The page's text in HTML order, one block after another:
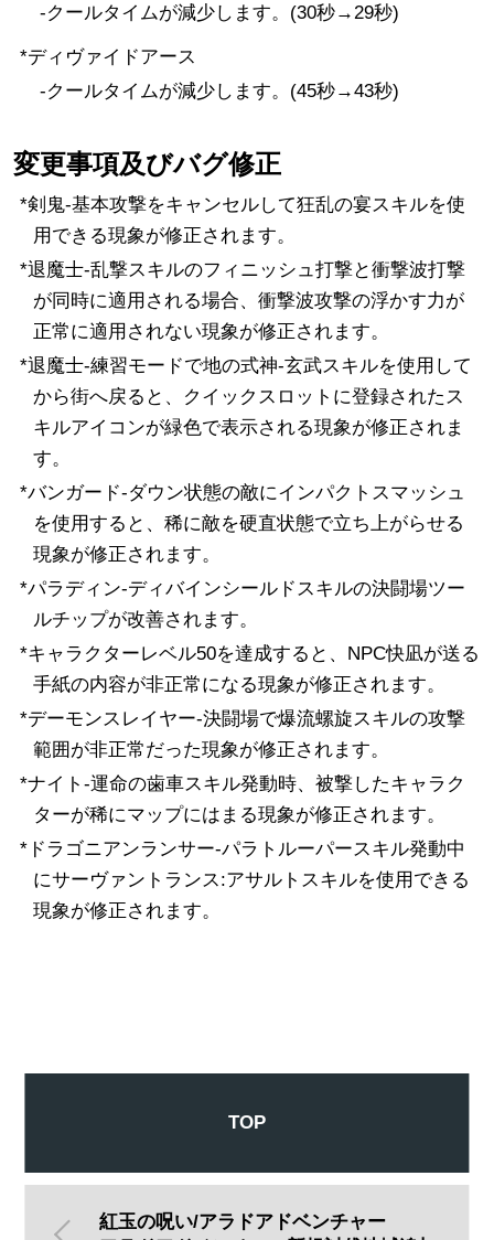
-クールタイムが減少します。(30秒→29秒)
*ディヴァイドアース
-クールタイムが減少します。(45秒→43秒)
変更事項及びバグ修正
*剣鬼-基本攻撃をキャンセルして狂乱の宴スキルを使
用できる現象が修正されます。
*退魔士-乱撃スキルのフィニッシュ打撃と衝撃波打撃
が同時に適用される場合、衝撃波攻撃の浮かす力が
正常に適用されない現象が修正されます。
*退魔士-練習モードで地の式神-玄武スキルを使用して
から街へ戻ると、クイックスロットに登録されたス
キルアイコンが緑色で表示される現象が修正されま
す。
*バンガード-ダウン状態の敵にインパクトスマッシュ
を使用すると、稀に敵を硬直状態で立ち上がらせる
現象が修正されます。
*パラディン-ディバインシールドスキルの決闘場ツー
ルチップが改善されます。
*キャラクターレベル50を達成すると、NPC快凪が送る
手紙の内容が非正常になる現象が修正されます。
*デーモンスレイヤー-決闘場で爆流螺旋スキルの攻撃
範囲が非正常だった現象が修正されます。
*ナイト-運命の歯車スキル発動時、被撃したキャラク
ターが稀にマップにはまる現象が修正されます。
*ドラゴニアンランサー-パラトルーパースキル発動中
にサーヴァントランス:アサルトスキルを使用できる
現象が修正されます。
紅玉の呪い/アラドアドベンチャー
TOP